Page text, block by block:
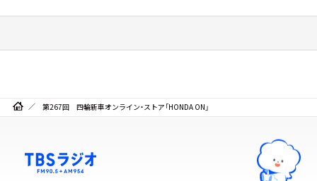
第267回 四輪新車オンライン・ストア「HONDA ON」